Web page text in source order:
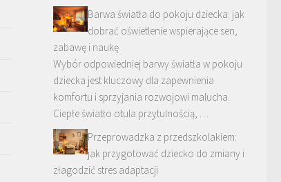
Barwa światła do pokoju dziecka: jak
dobrać oświetlenie wspierające sen,
zabawę i naukę
Wybór odpowiedniej barwy światła w pokoju
dziecka jest kluczowy dla zapewnienia
komfortu i sprzyjania rozwojowi malucha.
Ciepłe światło otula przytulnością, …
Przeprowadzka z przedszkolakiem:
jak przygotować dziecko do zmiany i
złagodzić stres adaptacji